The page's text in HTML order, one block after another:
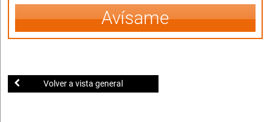
Avísame
Volver a vista general